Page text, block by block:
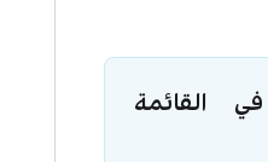
القائمة